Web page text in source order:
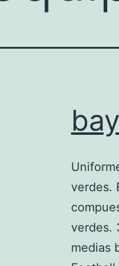
verdes.
verdes.
medias